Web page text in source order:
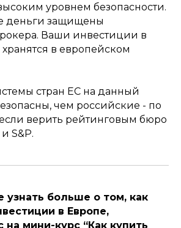
уровнем безопасности.
деньги защищены
Ваши инвестиции в
в европейском
стран ЕС на данный
чем российские - по
верить рейтинговым бюро
S&P.
узнать больше о том, как
в Европе,
на мини-курс “Как купить